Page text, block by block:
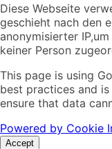
Diese Webseite
geschieht nach den
anonymisierter
keiner Person
This page is using
best practices and
ensure that data
Powered by Cookie
Accept